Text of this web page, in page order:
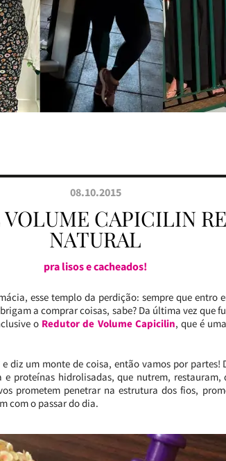
08.10.2015
VOLUME CAPICILIN
NATURAL
pra lisos e cacheados!
esse templo da perdição: sempre que entro
a comprar coisas, sabe? Da última vez que
o Redutor de Volume Capicilin, que é
diz um monte de coisa, então vamos por partes!
proteínas hidrolisadas, que nutrem,
prometem penetrar na estrutura dos fios,
com o passar do dia.